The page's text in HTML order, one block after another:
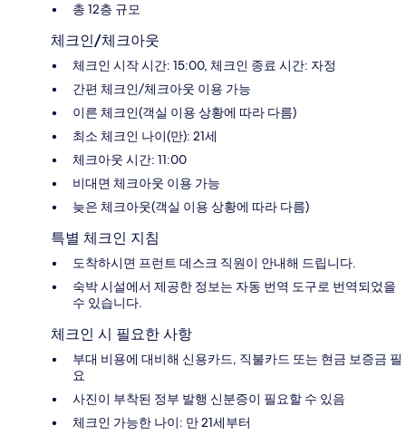
총 12층 규모
체크인/체크아웃
체크인 시작 시간: 15:00, 체크인 종료 시간: 자정
간편 체크인/체크아웃 이용 가능
이른 체크인(객실 이용 상황에 따라 다름)
최소 체크인 나이(만): 21세
체크아웃 시간: 11:00
비대면 체크아웃 이용 가능
늦은 체크아웃(객실 이용 상황에 따라 다름)
특별 체크인 지침
도착하시면 프런트 데스크 직원이 안내해 드립니다.
숙박 시설에서 제공한 정보는 자동 번역 도구로 번역되었을
수 있습니다.
체크인 시 필요한 사항
부대 비용에 대비해 신용카드, 직불카드 또는 현금 보증금 필
요
사진이 부착된 정부 발행 신분증이 필요할 수 있음
체크인 가능한 나이: 만 21세부터